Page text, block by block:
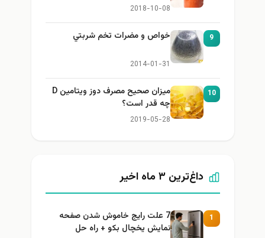
2018-10-08
9 خواص و مضرات تخم شربتي
2014-01-31
10
میزان صحیح مصرف دوز ویتامین D
چه قدر است؟
2019-05-28
داغ‌ترین ۳ ماه اخیر
1
7 علت رایج خاموش شدن صفحه
نمایش یخچال بکو + راه حل